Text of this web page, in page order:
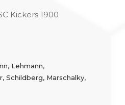
Kickers 1900
Lehmann,
Schildberg, Marschalky,